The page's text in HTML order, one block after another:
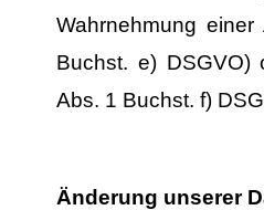
Wahrnehmung
Buchst. e) DSGVO)
Abs. 1 Buchst. f)
Änderung unserer